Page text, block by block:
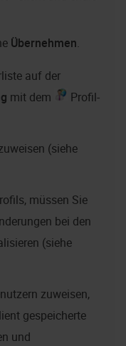
Übernehmen.
auf der
mit dem
Profil-
(siehe
müssen Sie
bei den
(siehe
zuweisen,
gespeicherte
und